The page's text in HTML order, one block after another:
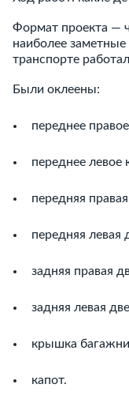
Формат проекта —
наиболее
транспорте
Были оклеены:
переднее
переднее левое
передняя
передняя левая
задняя правая
задняя левая
крышка
капот.